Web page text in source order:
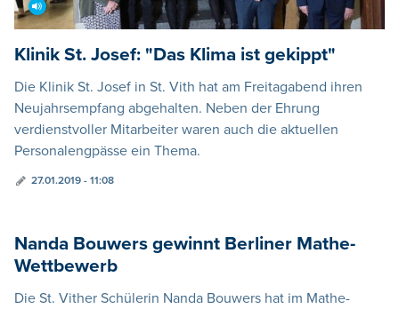
Klinik St. Josef: "Das Klima ist gekippt"
Die Klinik St. Josef in St. Vith hat am Freitagabend ihren
Neujahrsempfang abgehalten. Neben der Ehrung
verdienstvoller Mitarbeiter waren auch die aktuellen
Personalengpässe ein Thema.
27.01.2019 - 11:08
Nanda Bouwers gewinnt Berliner Mathe-
Wettbewerb
Die St. Vither Schülerin Nanda Bouwers hat im Mathe-